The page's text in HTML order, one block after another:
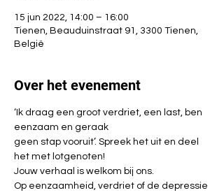
15 jun 2022, 14:00 – 16:00
Tienen, Beauduinstraat 91, 3300 Tienen,
België
Over het evenement
‘Ik draag een groot verdriet, een last, ben
eenzaam en geraak
geen stap vooruit’. Spreek het uit en deel
het met lotgenoten!
Jouw verhaal is welkom bij ons.
Op eenzaamheid, verdriet of de depressie